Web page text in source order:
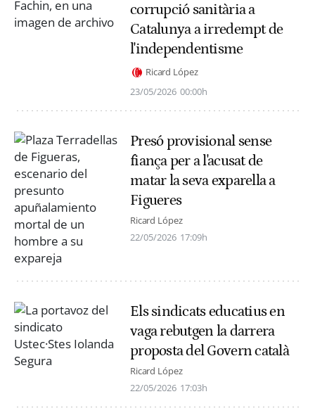
corrupció sanitària a
Catalunya a irredempt de
l'independentisme
Ricard López
23/05/2026 00:00h
Presó provisional sense
fiança per a l'acusat de
matar la seva exparella a
Figueres
Ricard López
22/05/2026 17:09h
Els sindicats educatius en
vaga rebutgen la darrera
proposta del Govern català
Ricard López
22/05/2026 17:03h